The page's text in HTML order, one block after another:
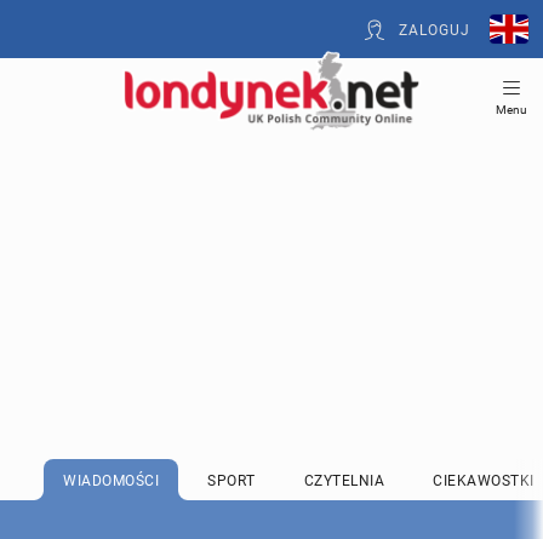
ZALOGUJ
Menu
WIADOMOŚCI SPORT CZYTELNIA CIEKAWOSTKI